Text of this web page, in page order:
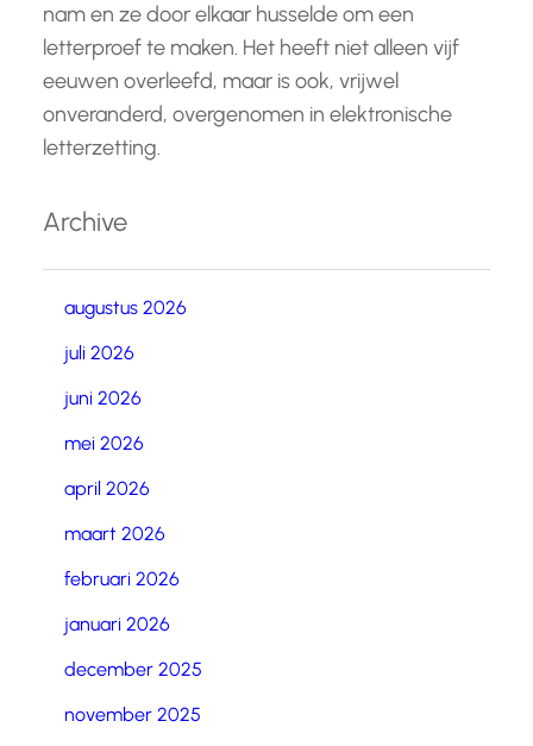
nam en ze door elkaar husselde om een
letterproef te maken. Het heeft niet alleen vijf
eeuwen overleefd, maar is ook, vrijwel
onveranderd, overgenomen in elektronische
letterzetting.
Archive
augustus 2026
juli 2026
juni 2026
mei 2026
april 2026
maart 2026
februari 2026
januari 2026
december 2025
november 2025